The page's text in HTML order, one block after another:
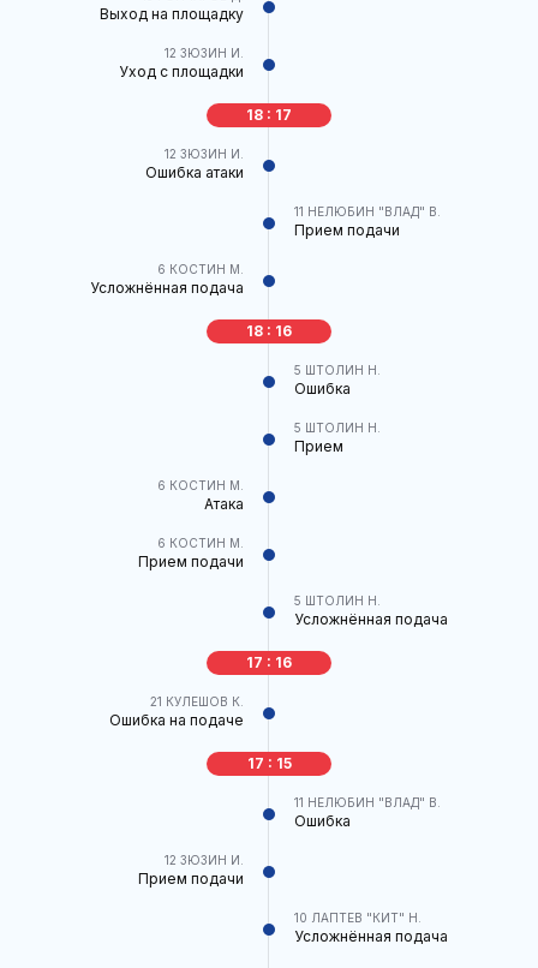
Выход на площадку
12 ЗЮЗИН И.
Уход с площадки
18 : 17
12 ЗЮЗИН И.
Ошибка атаки
11 НЕЛЮБИН "ВЛАД" В.
Прием подачи
6 КОСТИН М.
Усложнённая подача
18 : 16
5 ШТОЛИН Н.
Ошибка
5 ШТОЛИН Н.
Прием
6 КОСТИН М.
Атака
6 КОСТИН М.
Прием подачи
5 ШТОЛИН Н.
Усложнённая подача
17 : 16
21 КУЛЕШОВ К.
Ошибка на подаче
17 : 15
11 НЕЛЮБИН "ВЛАД" В.
Ошибка
12 ЗЮЗИН И.
Прием подачи
10 ЛАПТЕВ "КИТ" Н.
Усложнённая подача